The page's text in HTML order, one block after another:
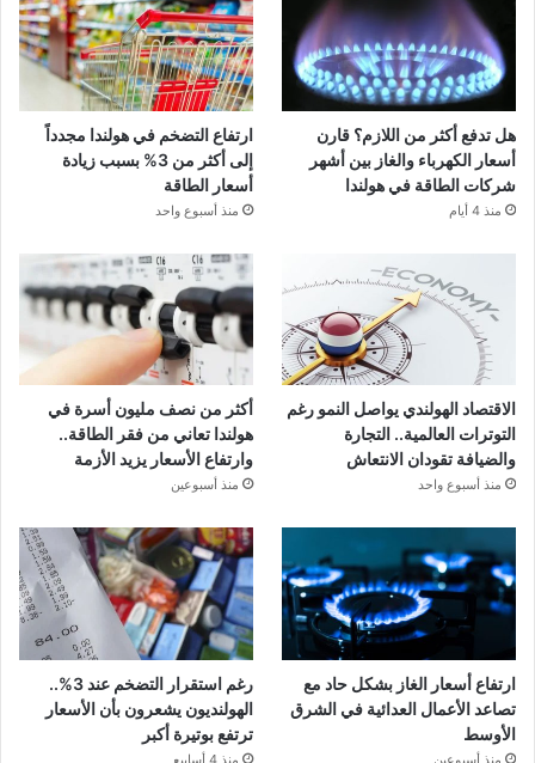
هل تدفع أكثر من اللازم؟ قارن
أسعار الكهرباء والغاز بين أشهر
شركات الطاقة في هولندا
منذ 4 أيام
ارتفاع التضخم في هولندا مجدداً
إلى أكثر من 3% بسبب زيادة
أسعار الطاقة
منذ أسبوع واحد
الاقتصاد الهولندي يواصل النمو رغم
التوترات العالمية.. التجارة
والضيافة تقودان الانتعاش
منذ أسبوع واحد
أكثر من نصف مليون أسرة في
هولندا تعاني من فقر الطاقة..
وارتفاع الأسعار يزيد الأزمة
منذ أسبوعين
ارتفاع أسعار الغاز بشكل حاد مع
تصاعد الأعمال العدائية في الشرق
الأوسط
منذ أسبوعين
رغم استقرار التضخم عند 3%..
الهولنديون يشعرون بأن الأسعار
ترتفع بوتيرة أكبر
منذ 4 أسابيع